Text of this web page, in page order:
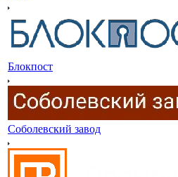
Блокпост
Соболевский завод